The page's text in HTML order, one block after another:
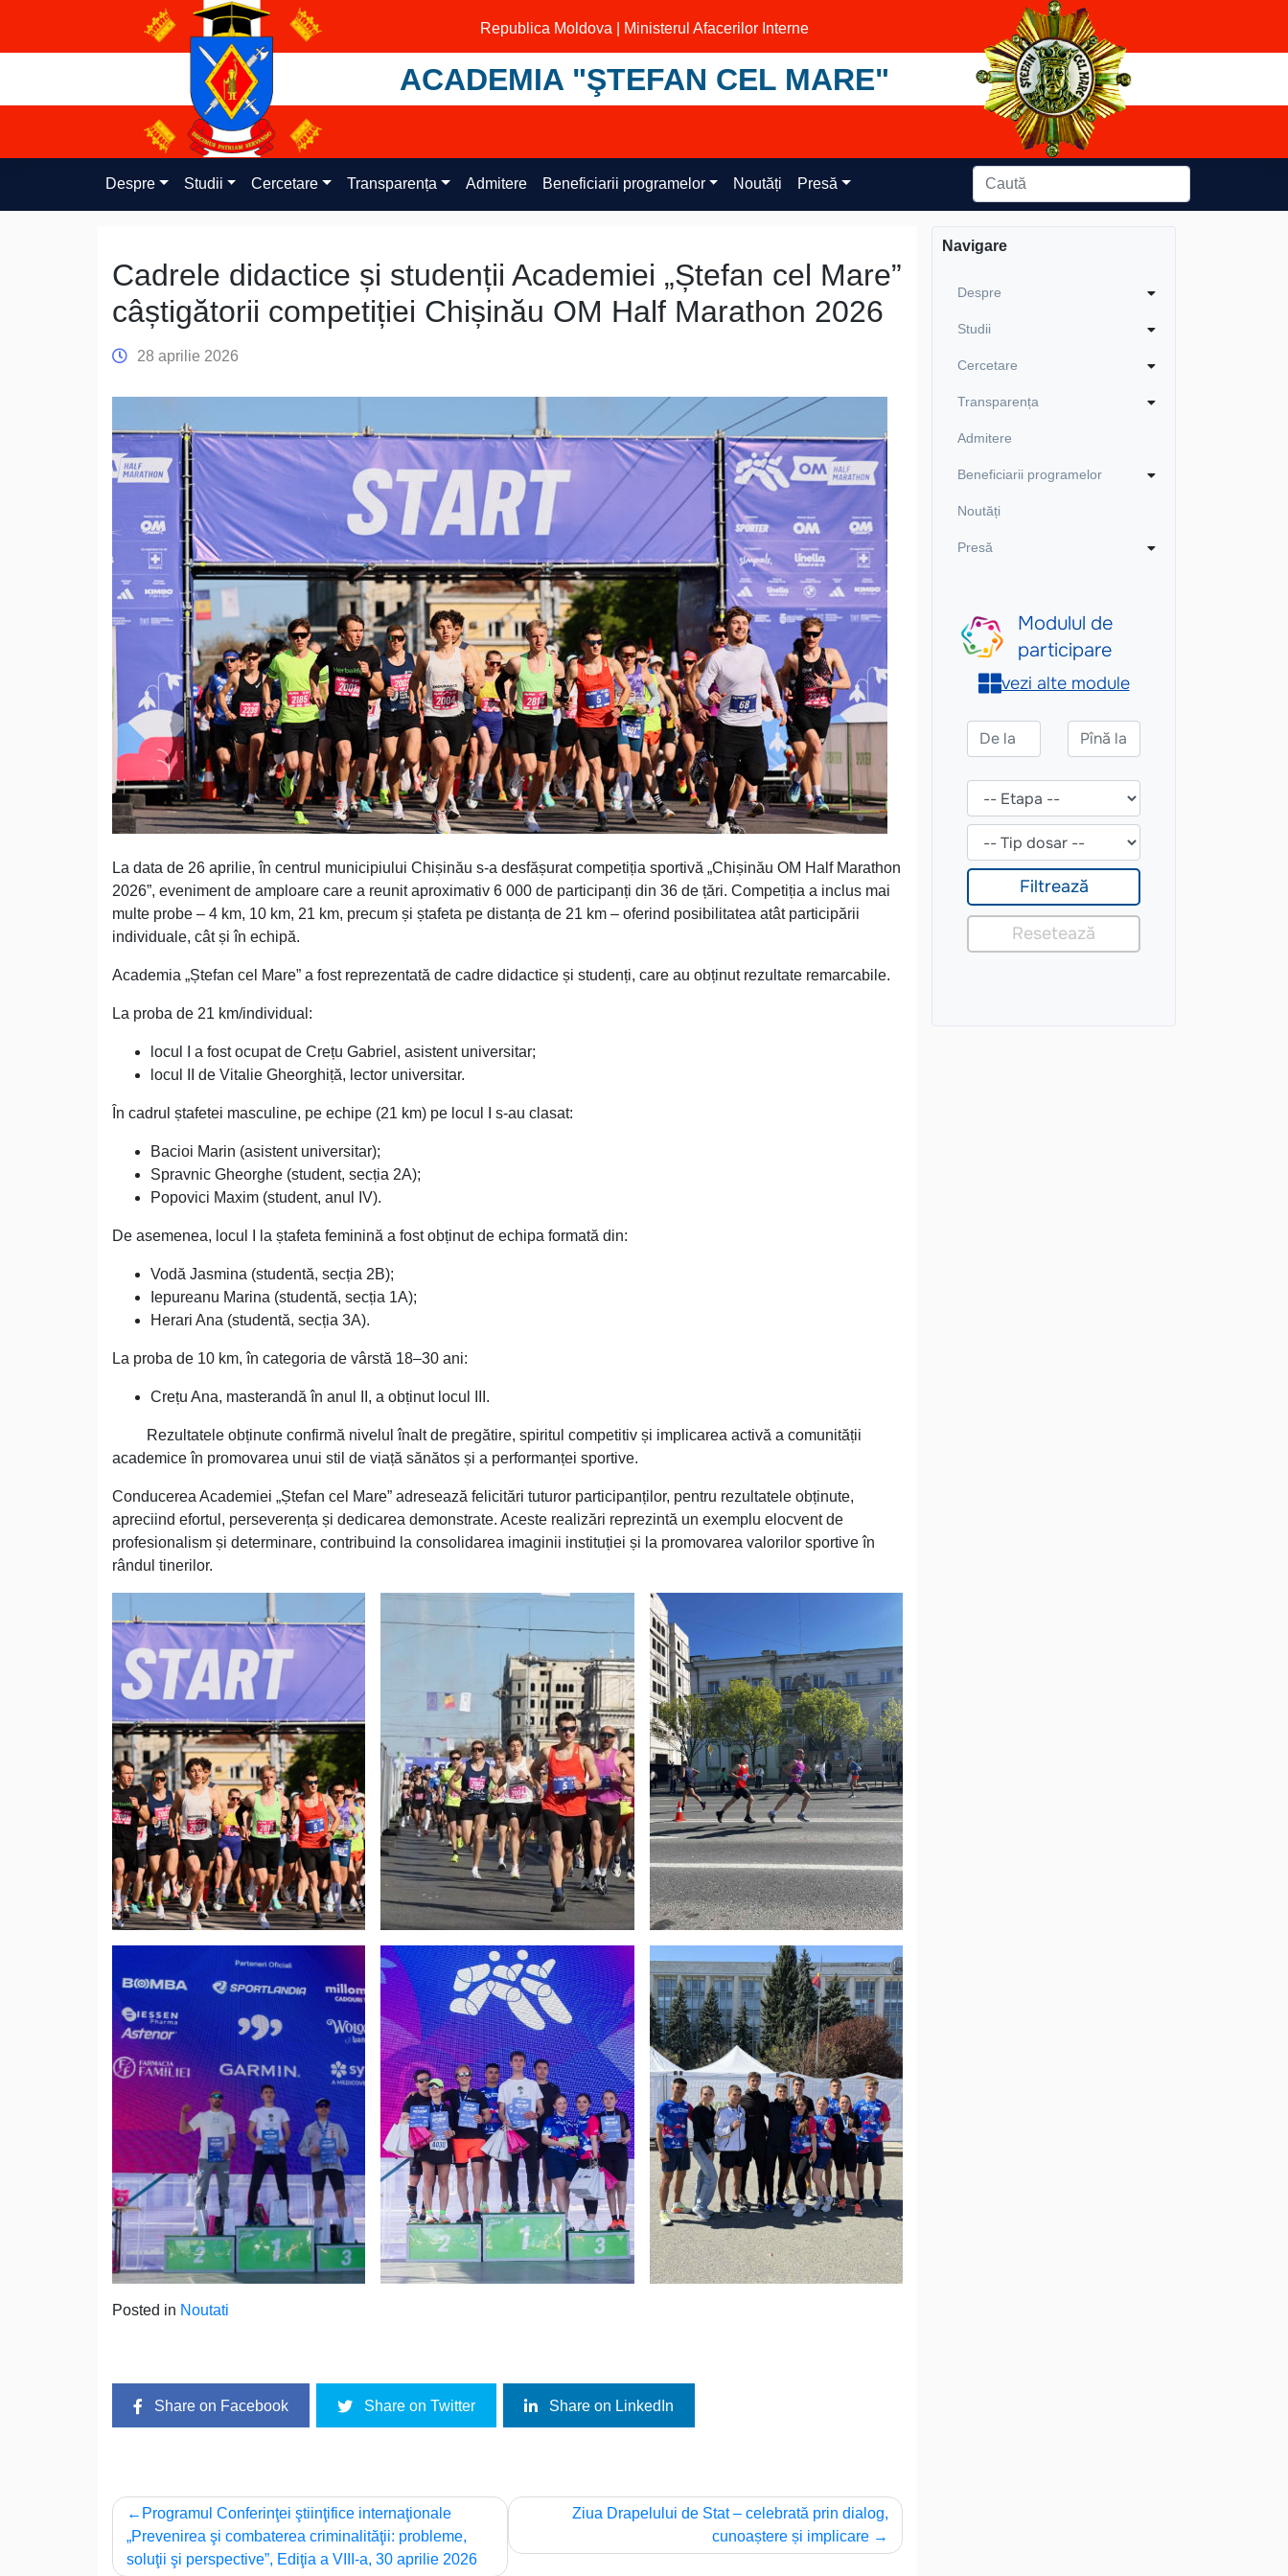
content
Republica Moldova | Ministerul Afacerilor Interne
ACADEMIA "ŞTEFAN CEL MARE"
Despre Studii Cercetare Transparența Admitere Beneficiarii programelor Noutăți Presă
Cadrele didactice și studenții Academiei „Ștefan cel Mare”
câștigătorii competiției Chișinău OM Half Marathon 2026
28 aprilie 2026
La data de 26 aprilie, în centrul municipiului Chișinău s-a desfășurat competiția sportivă „Chișinău OM Half Marathon
2026”, eveniment de amploare care a reunit aproximativ 6 000 de participanți din 36 de țări. Competiția a inclus mai
multe probe – 4 km, 10 km, 21 km, precum și ștafeta pe distanța de 21 km – oferind posibilitatea atât participării
individuale, cât și în echipă.
Academia „Ștefan cel Mare” a fost reprezentată de cadre didactice și studenți, care au obținut rezultate remarcabile.
La proba de 21 km/individual:
locul I a fost ocupat de Crețu Gabriel, asistent universitar;
locul II de Vitalie Gheorghiță, lector universitar.
În cadrul ștafetei masculine, pe echipe (21 km) pe locul I s-au clasat:
Bacioi Marin (asistent universitar);
Spravnic Gheorghe (student, secția 2A);
Popovici Maxim (student, anul IV).
De asemenea, locul I la ștafeta feminină a fost obținut de echipa formată din:
Vodă Jasmina (studentă, secția 2B);
Iepureanu Marina (studentă, secția 1A);
Herari Ana (studentă, secția 3A).
La proba de 10 km, în categoria de vârstă 18–30 ani:
Crețu Ana, masterandă în anul II, a obținut locul III.
Rezultatele obținute confirmă nivelul înalt de pregătire, spiritul competitiv și implicarea activă a comunității
academice în promovarea unui stil de viață sănătos și a performanței sportive.
Conducerea Academiei „Ștefan cel Mare” adresează felicitări tuturor participanților, pentru rezultatele obținute,
apreciind efortul, perseverența și dedicarea demonstrate. Aceste realizări reprezintă un exemplu elocvent de
profesionalism și determinare, contribuind la consolidarea imaginii instituției și la promovarea valorilor sportive în
rândul tinerilor.
Posted in Noutati
Share on Facebook Share on Twitter Share on LinkedIn
Navigare
în
Programul Conferinţei ştiinţifice internaţionale
„Prevenirea şi combaterea criminalităţii: probleme,
soluţii şi perspective”, Ediţia a VIII-a, 30 aprilie 2026
Ziua Drapelului de Stat – celebrată prin dialog,
cunoaștere și implicare
Navigare
Despre
Studii
Cercetare
Transparența
Admitere
Beneficiarii programelor
Noutăți
Presă